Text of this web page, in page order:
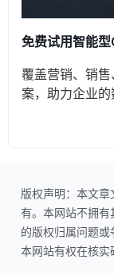
免费试用智能型
覆盖营销、销
案，助力企业的
版权声明：本文
有。本网站不拥有
的版权归属问题或
本网站有权在核实